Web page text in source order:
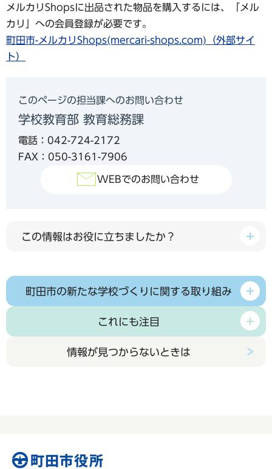
メルカリShopsに出品された物品を購入するには、「メル
カリ」への会員登録が必要です。
町田市-メルカリShops(mercari-shops.com)（外部サイ
ト）
このページの担当課へのお問い合わせ
学校教育部 教育総務課
電話：042-724-2172
FAX：050-3161-7906
WEBでのお問い合わせ
この情報はお役に立ちましたか？
町田市の新たな学校づくりに関する取り組み
これにも注目
情報が見つからないときは